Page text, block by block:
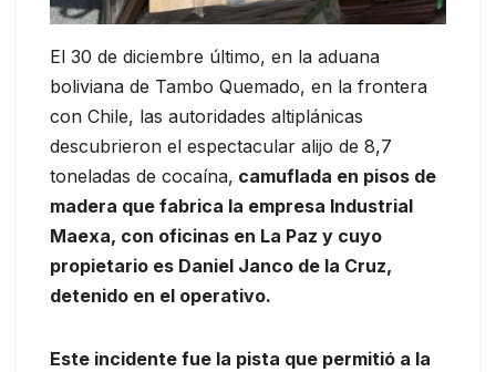
El 30 de diciembre último, en la aduana
boliviana de Tambo Quemado, en la frontera
con Chile, las autoridades altiplánicas
descubrieron el espectacular alijo de 8,7
toneladas de cocaína, camuflada en pisos de
madera que fabrica la empresa Industrial
Maexa, con oficinas en La Paz y cuyo
propietario es Daniel Janco de la Cruz,
detenido en el operativo.
Este incidente fue la pista que permitió a la